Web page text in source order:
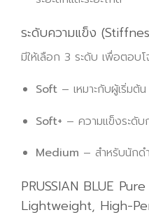
ระดับความแข็ง
มีให้เลือก 3 ระดับ เพื่อตอบ
Soft– เหมาะกับผู้เริ่มต้
Soft+ – ความแข็งระดั
Medium – สำหรับนักด
PRUSSIAN BLUE
Lightweight, High-